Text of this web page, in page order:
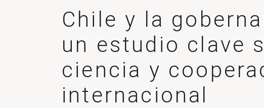
Chile y la
un estudio clave
ciencia y
internacional